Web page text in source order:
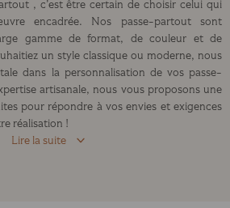
, c’est être certain de choisir celui qui
encadrée. Nos passe-partout sont
gamme de format, de couleur et de
un style classique ou moderne, nous
dans la personnalisation de vos passe-
artisanale, nous vous proposons une
pour répondre à vos envies et exigences
réalisation !
Lire la suite